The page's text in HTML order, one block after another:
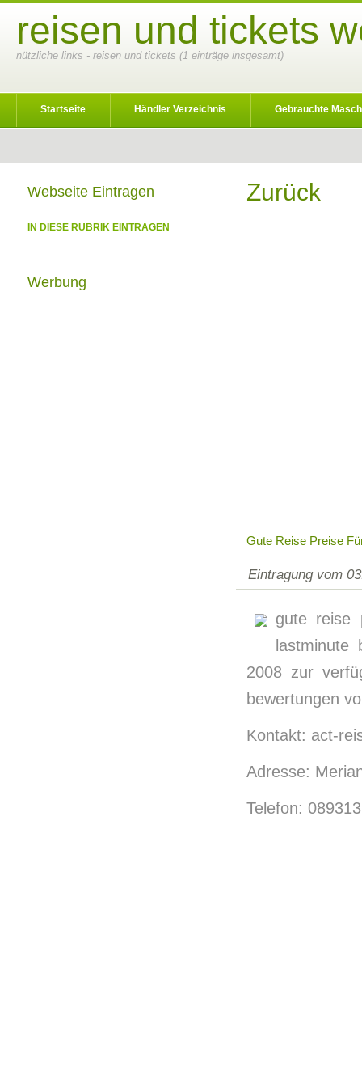
reisen und tickets
nützliche links - reisen und tickets (1 einträge insgesamt)
Startseite Händler Verzeichnis Gebrauchte
Zurück
Gute Reise Preise
Eintragung vom
gute reise
lastminute
2008 zur
bewertungen
Kontakt: act-
Adresse:
Telefon:
Webseite Eintragen
IN DIESE RUBRIK EINTRAGEN
Werbung